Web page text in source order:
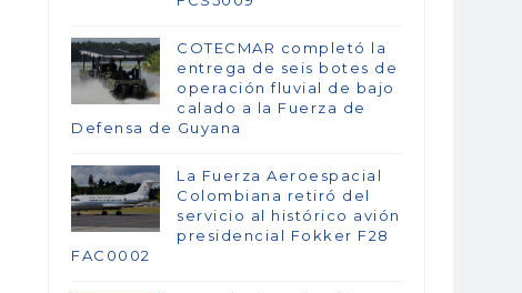
COTECMAR completó la
entrega de seis botes de
operación fluvial de bajo
calado a la Fuerza de
Defensa de Guyana
La Fuerza Aeroespacial
Colombiana retiró del
servicio al histórico avión
presidencial Fokker F28
FAC0002